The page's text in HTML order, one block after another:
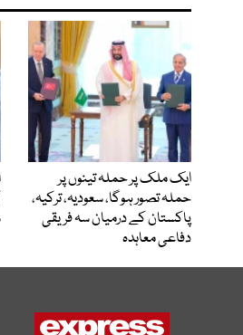
ایک ملک پر حملہ تینوں پر
حملہ تصور ہوگا، سعودیہ، ترکیہ،
پاکستان کے درمیان سہ فریقی
دفاعی معاہدہ